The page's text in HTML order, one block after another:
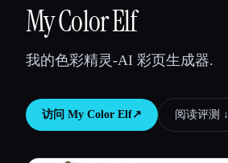
💻开发者
My Color Elf
我的色彩精灵-AI 彩页生成器.
访问 My Color Elf↗︎ 阅读评测 ↓︎